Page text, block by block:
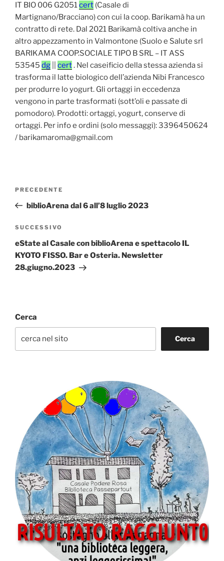
IT BIO 006 G2051cert (Casale di
Martignano/Bracciano) con cui la coop. Barikamà ha un
contratto di rete. Dal 2021 Barikamà coltiva anche in
altro appezzamento in Valmontone (Suolo e Salute srl
BARIKAMA COOP.SOCIALE TIPO B SRL – IT ASS
53545 dg cert. Nel caseificio della stessa azienda si
trasforma il latte biologico dell’azienda Nibi Francesco
per produrre lo yogurt. Gli ortaggi in eccedenza
vengono in parte trasformati (sott’oli e passate di
pomodoro). Prodotti: ortaggi, yogurt, conserve di
ortaggi. Per info e ordini (solo messaggi): 3396450624
/ barikamaroma@gmail.com
Navigazione
Articolo
precedente:
PRECEDENTE
biblioArena dal 6 all’8 luglio 2023
Articolo
successivo
SUCCESSIVO
eState al Casale con biblioArena e spettacolo IL
KYOTO FISSO. Bar e Osteria. Newsletter
28.giugno.2023
Cerca
Cerca